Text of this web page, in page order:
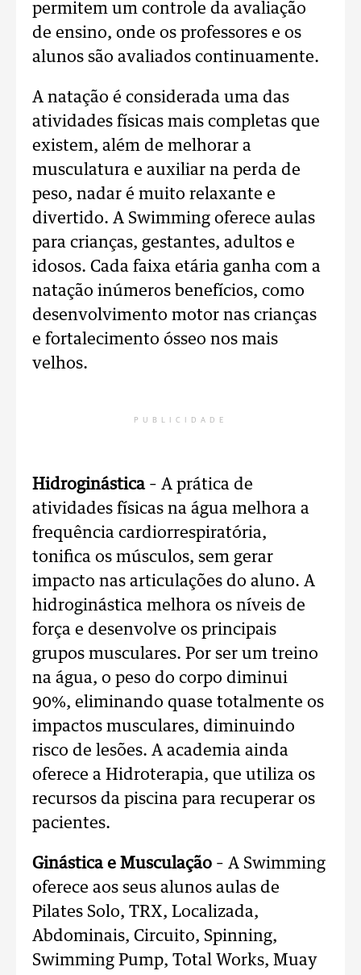
permitem um controle da avaliação
de ensino, onde os professores e os
alunos são avaliados continuamente.
A natação é considerada uma das
atividades físicas mais completas que
existem, além de melhorar a
musculatura e auxiliar na perda de
peso, nadar é muito relaxante e
divertido. A Swimming oferece aulas
para crianças, gestantes, adultos e
idosos. Cada faixa etária ganha com a
natação inúmeros benefícios, como
desenvolvimento motor nas crianças
e fortalecimento ósseo nos mais
velhos.
PUBLICIDADE
Hidroginástica– A prática de
atividades físicas na água melhora a
frequência cardiorrespiratória,
tonifica os músculos, sem gerar
impacto nas articulações do aluno. A
hidroginástica melhora os níveis de
força e desenvolve os principais
grupos musculares. Por ser um treino
na água, o peso do corpo diminui
90%, eliminando quase totalmente os
impactos musculares, diminuindo
risco de lesões. A academia ainda
oferece a Hidroterapia, que utiliza os
recursos da piscina para recuperar os
pacientes.
Ginástica e Musculação – A Swimming
oferece aos seus alunos aulas de
Pilates Solo, TRX, Localizada,
Abdominais, Circuito, Spinning,
Swimming Pump, Total Works, Muay